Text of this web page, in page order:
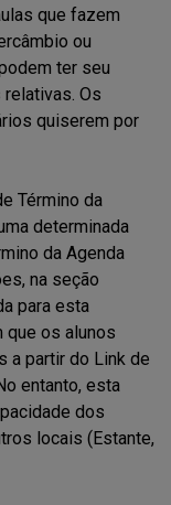
que fazem
ou
ter seu
Os
quiserem por
Término da
determinada
da Agenda
na seção
para esta
que os alunos
a partir do Link de
entanto, esta
dos
locais (Estante,